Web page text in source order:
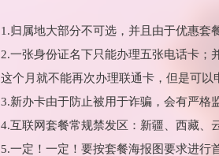
1.归属地大部分不可选，并且由于优惠套
2.一张身份证名下只能办理五张电话卡；
这个月就不能再次办理联通卡，但是可以
3.新办卡由于防止被用于诈骗，会有严格
4.互联网套餐常规禁发区：新疆、西藏、
5.一定！一定！要按套餐海报图要求进行